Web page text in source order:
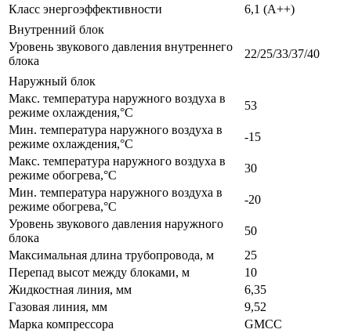
Класс энергоэффективности
6,1 (A++)
Внутренний блок
Уровень звукового давления внутреннего
блока
22/25/33/37/40
Наружный блок
Макс. температура наружного воздуха в
режиме охлаждения,°С
53
Мин. температура наружного воздуха в
режиме охлаждения,°С
-15
Макс. температура наружного воздуха в
режиме обогрева,°С
30
Мин. температура наружного воздуха в
режиме обогрева,°С
-20
Уровень звукового давления наружного
блока
50
Максимальная длина трубопровода, м
25
Перепад высот между блоками, м
10
Жидкостная линия, мм
6,35
Газовая линия, мм
9,52
Марка компрессора
GMCC